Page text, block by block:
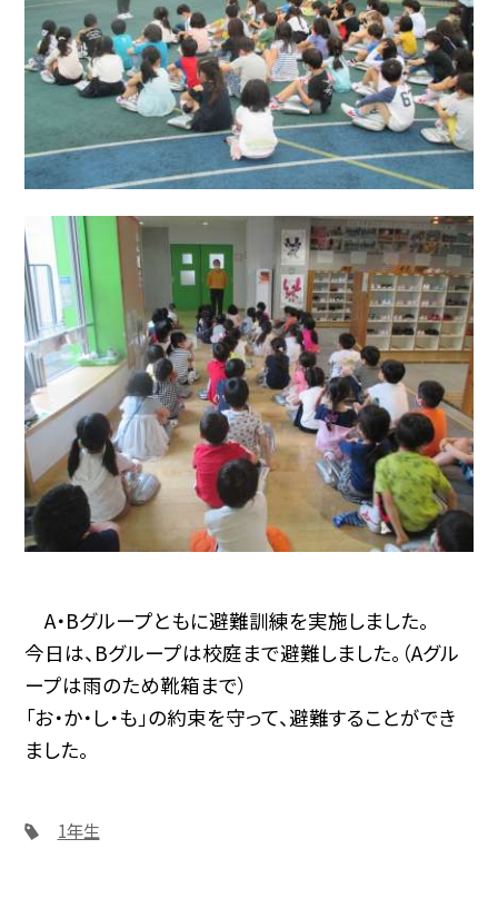
A・Bグループともに避難訓練を実施しました。
今日は、Bグループは校庭まで避難しました。（Aグル
ープは雨のため靴箱まで）
「お・か・し・も」の約束を守って、避難することができ
ました。
1年生